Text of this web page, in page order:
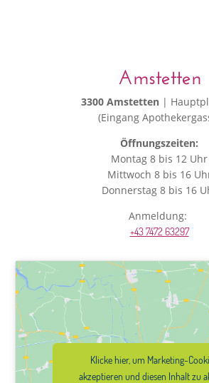
Amstetten
3300 Amstetten |
(Eingang
Öffnungszeiten:
Montag 8 bis 12 Uhr
Mittwoch 8 bis 16
Donnerstag 8 bis 16
Anmeldung:
+43 7472 63297
Klicke hier, um Marketing-
akzeptieren und diesen Inhalt zu